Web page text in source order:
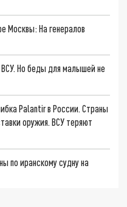
Москвы: На генералов
Но беды для малышей не
Palantir в России. Страны
оружия. ВСУ теряют
по иранскому судну на